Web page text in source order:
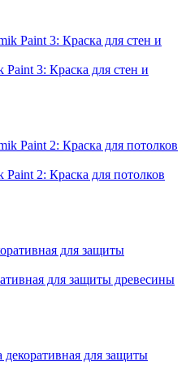
3: Краска для стен и
2: Краска для потолков
для защиты древесины